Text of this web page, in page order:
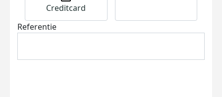
Creditcard
Referentie